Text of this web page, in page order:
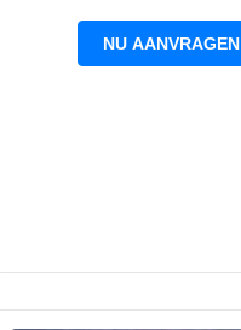
NU AANVRAGEN